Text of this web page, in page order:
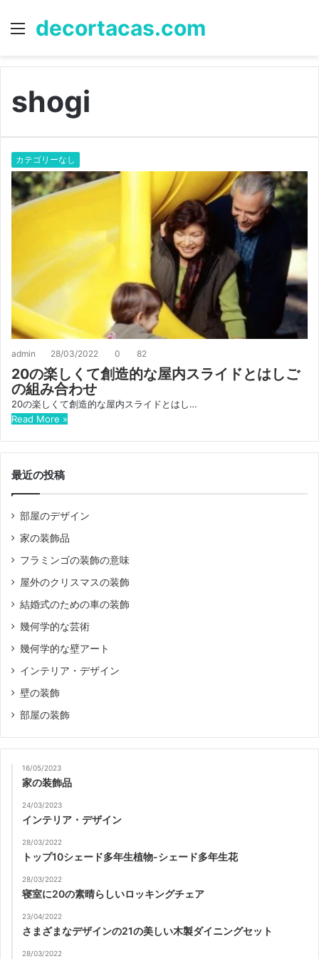
Menu
decortacas.com
shogi
カテゴリーなし
admin 28/03/2022 0 82
20の楽しくて創造的な屋内スライドとはしご
の組み合わせ
20の楽しくて創造的な屋内スライドとはし…
Read More »
最近の投稿
部屋のデザイン
家の装飾品
フラミンゴの装飾の意味
屋外のクリスマスの装飾
結婚式のための車の装飾
幾何学的な芸術
幾何学的な壁アート
インテリア・デザイン
壁の装飾
部屋の装飾
16/05/2023
家の装飾品
24/03/2023
インテリア・デザイン
28/03/2022
トップ10シェード多年生植物-シェード多年生花
28/03/2022
寝室に20の素晴らしいロッキングチェア
23/04/2022
さまざまなデザインの21の美しい木製ダイニングセット
28/03/2022